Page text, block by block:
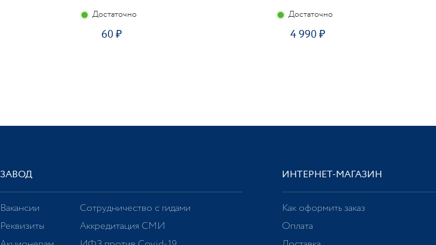
Достаточно
60
Достаточно
4 990
ЗАВОД
Вакансии
Реквизиты
Сотрудничество с гидами
Аккредитация СМИ
ИНТЕРНЕТ-МАГАЗИН
Как оформить заказ
Оплата